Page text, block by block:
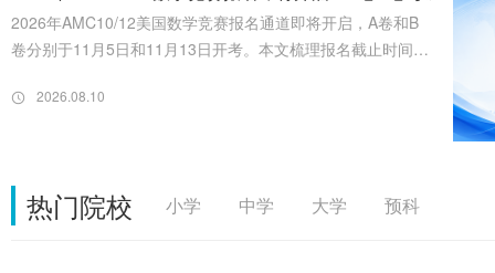
2026年AMC10/12美国数学竞赛报名通道即将开启，A卷和B
卷分别于11月5日和11月13日开考。本文梳理报名截止时间、
2026.08.10
热门院校 小学 中学 大学 预科